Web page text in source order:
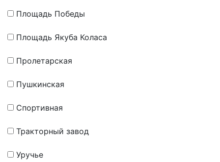
Площадь Победы
Площадь Якуба Коласа
Пролетарская
Пушкинская
Спортивная
Тракторный завод
Уручье